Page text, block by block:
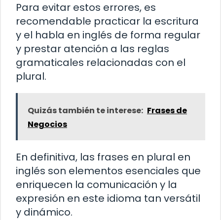
Para evitar estos errores, es
recomendable practicar la escritura
y el habla en inglés de forma regular
y prestar atención a las reglas
gramaticales relacionadas con el
plural.
Quizás también te interese: Frases de
Negocios
En definitiva, las frases en plural en
inglés son elementos esenciales que
enriquecen la comunicación y la
expresión en este idioma tan versátil
y dinámico.